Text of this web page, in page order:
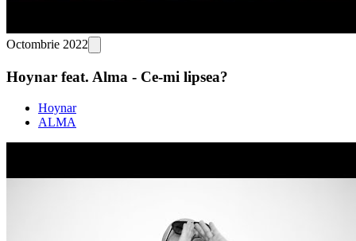
Octombrie 2022
Hoynar feat. Alma - Ce-mi lipsea?
Hoynar
ALMA